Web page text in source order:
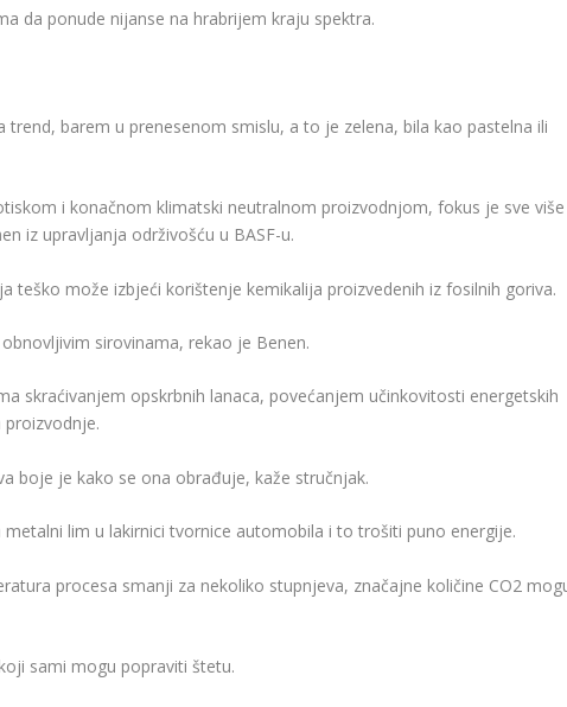
da ponude nijanse na hrabrijem kraju spektra.
barem u prenesenom smislu, a to je zelena, bila kao pastelna ili
i konačnom klimatski neutralnom proizvodnjom, fokus je sve više
iz upravljanja održivošću u BASF-u.
teško može izbjeći korištenje kemikalija proizvedenih iz fosilnih goriva.
sirovinama, rekao je Benen.
skraćivanjem opskrbnih lanaca, povećanjem učinkovitosti energetskih
boje je kako se ona obrađuje, kaže stručnjak.
lim u lakirnici tvornice automobila i to trošiti puno energije.
procesa smanji za nekoliko stupnjeva, značajne količine CO2
sami mogu popraviti štetu.